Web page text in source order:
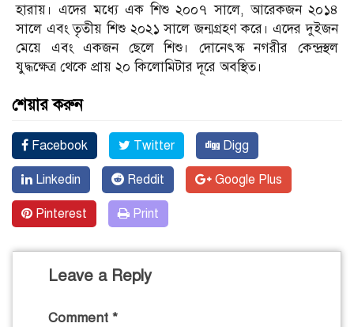
হারায়। এদের মধ্যে এক শিশু ২০০৭ সালে, আরেকজন ২০১৪
সালে এবং তৃতীয় শিশু ২০২১ সালে জন্মগ্রহণ করে। এদের দুইজন
মেয়ে এবং একজন ছেলে শিশু। দোনেৎস্ক নগরীর কেন্দ্রস্থল
যুদ্ধক্ষেত্র থেকে প্রায় ২০ কিলোমিটার দূরে অবস্থিত।
শেয়ার করুন
Facebook Twitter Digg
Linkedin Reddit Google Plus
Pinterest Print
Leave a Reply
Comment *